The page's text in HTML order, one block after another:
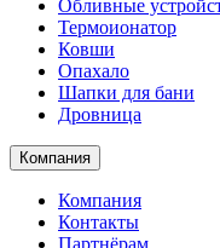
Обливные
Термоионатор
Ковши
Опахало
Шапки для бани
Дровница
Компания
Компания
Контакты
Партнёрам